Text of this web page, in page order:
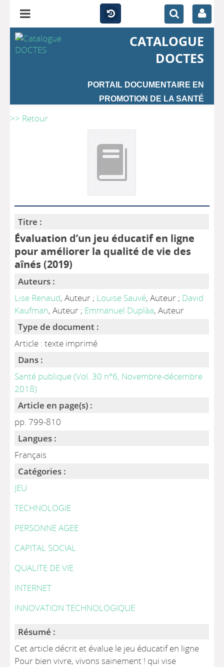
CATALOGUE
DOCTES
PORTAIL DOCUMENTAIRE EN
PROMOTION DE LA SANTÉ
>> Retour
Titre :
Évaluation d’un jeu éducatif en ligne
pour améliorer la qualité de vie des
aînés (2019)
Auteurs :
Lise Renaud, Auteur ; Louise Sauvé, Auteur ; David
Kaufman, Auteur ; Emmanuel Duplàa, Auteur
Type de document :
Article : texte imprimé
Dans :
Santé publique (Vol. 30 n°6, Novembre-décembre
2018)
Article en page(s) :
pp. 799-810
Langues :
Français
Catégories :
JEU
TECHNOLOGIE
PERSONNE AGEE
CAPITAL SOCIAL
QUALITE DE VIE
INTERNET
INNOVATION TECHNOLOGIQUE
Résumé :
Cet article décrit et évalue le jeu éducatif en ligne
Pour bien vivre, vivons sainement ! qui vise